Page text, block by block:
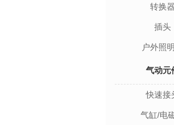
转换器
插头
户外照
气动元
快速接
气缸/电